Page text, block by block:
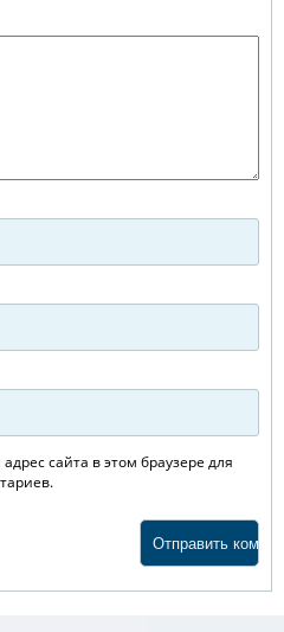
сайта в этом браузере для